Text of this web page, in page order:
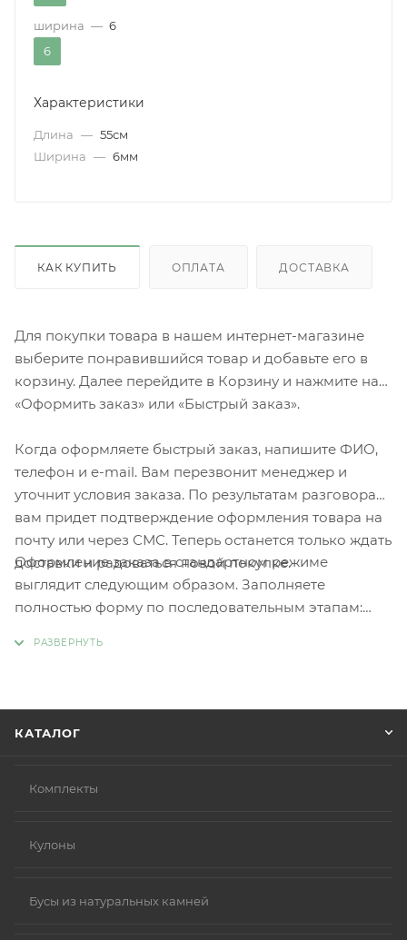
ширина — 6
6
Характеристики
Длина — 55см
Ширина — 6мм
КАК КУПИТЬ ОПЛАТА ДОСТАВКА
Для покупки товара в нашем интернет-магазине
выберите понравившийся товар и добавьте его в
корзину. Далее перейдите в Корзину и нажмите на
«Оформить заказ» или «Быстрый заказ».
Когда оформляете быстрый заказ, напишите ФИО,
телефон и e-mail. Вам перезвонит менеджер и
уточнит условия заказа. По результатам разговора
вам придет подтверждение оформления товара на
почту или через СМС. Теперь останется только ждать
доставки и радоваться новой покупке.
Оформление заказа в стандартном режиме
выглядит следующим образом. Заполняете
полностью форму по последовательным этапам:
КАТАЛОГ
Комплекты
Кулоны
Бусы из натуральных камней